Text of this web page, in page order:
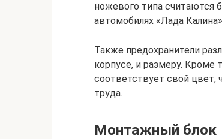
ножевого типа считаются
автомобилях «Лада
Также предохранители
корпусе, и размеру. Кроме
соответствует свой цвет,
труда.
Монтажный блок